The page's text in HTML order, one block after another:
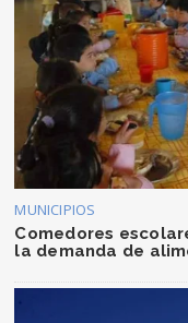
MUNICIPIOS
Comedores
la demanda de